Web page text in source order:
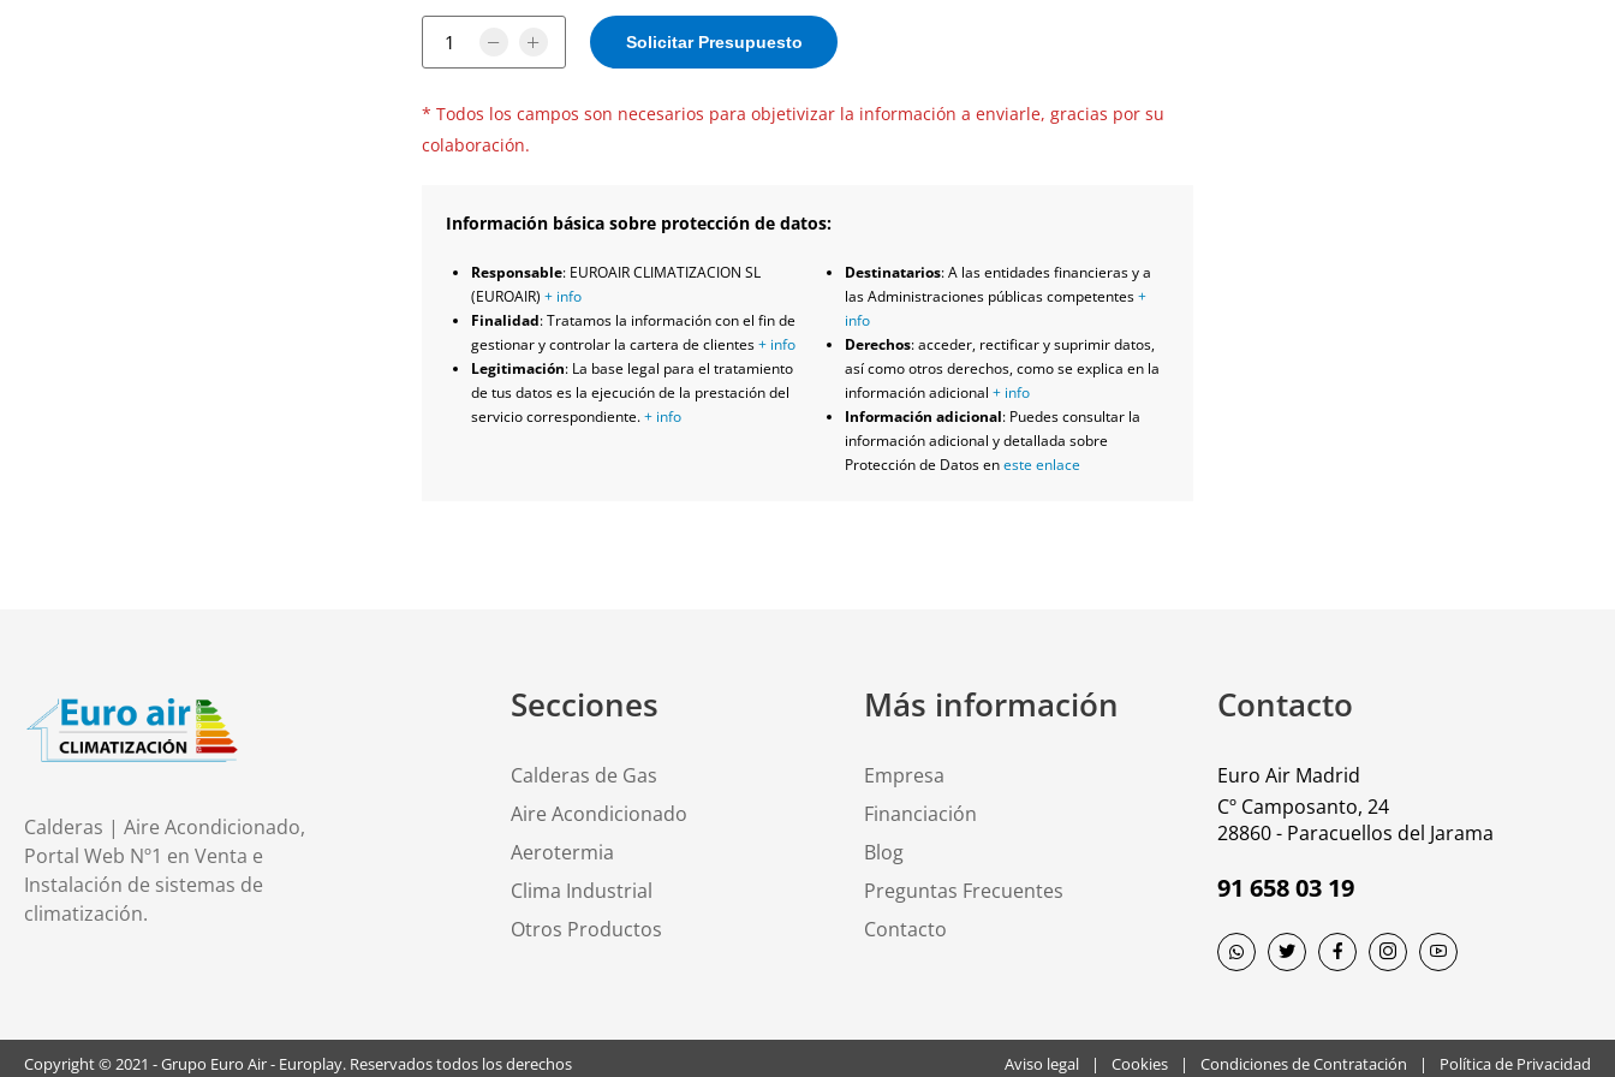
* Todos los campos son necesarios para objetivizar la información a enviarle, gracias por su
colaboración.
Información básica sobre protección de datos:
Responsable: EUROAIR CLIMATIZACION SL
(EUROAIR) + info
Finalidad: Tratamos la información con el fin de
gestionar y controlar la cartera de clientes+ info
Legitimación: La base legal para el tratamiento
de tus datos es la ejecución de la prestación del
servicio correspondiente.+ info
Destinatarios: A las entidades financieras y a
las Administraciones públicas competentes+
info
Derechos: acceder, rectificar y suprimir datos,
así como otros derechos, como se explica en la
información adicional + info
Información adicional: Puedes consultar la
información adicional y detallada sobre
Protección de Datos eneste enlace
Calderas | Aire Acondicionado,
Portal Web Nº1 en Venta e
Instalación de sistemas de
climatización.
Secciones
Calderas de Gas
Aire Acondicionado
Aerotermia
Clima Industrial
Otros Productos
Más información
Empresa
Financiación
Blog
Preguntas Frecuentes
Contacto
Contacto
Euro Air Madrid
Cº Camposanto, 24
28860 - Paracuellos del Jarama
91 658 03 19
Copyright © 2021 - Grupo Euro Air - Europlay. Reservados todos los derechos Aviso legal | Cookies | Condiciones de Contratación | Política de Privacidad